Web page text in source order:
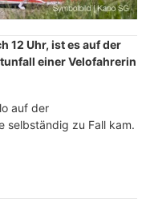
12 Uhr, ist es auf der
einer Velofahrerin
auf der
selbständig zu Fall kam.